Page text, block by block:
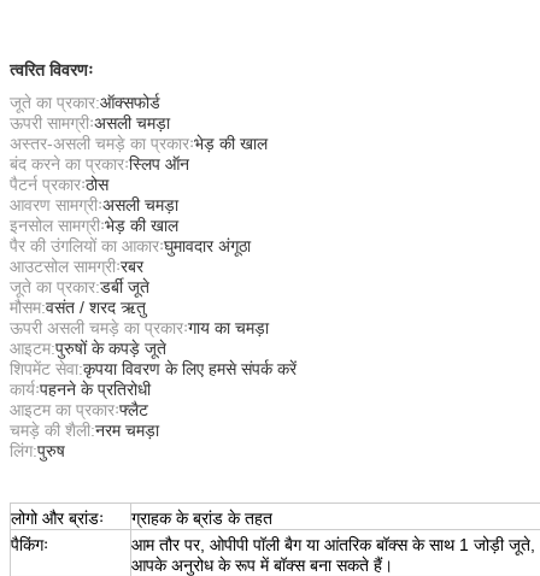
त्वरित विवरणः
जूते का प्रकार:ऑक्सफोर्ड
ऊपरी सामग्रीःअसली चमड़ा
अस्तर-असली चमड़े का प्रकारःभेड़ की खाल
बंद करने का प्रकारःस्लिप ऑन
पैटर्न प्रकारःठोस
आवरण सामग्रीःअसली चमड़ा
इनसोल सामग्रीःभेड़ की खाल
पैर की उंगलियों का आकारःघुमावदार अंगूठा
आउटसोल सामग्रीःरबर
जूते का प्रकार:डर्बी जूते
मौसम:वसंत / शरद ऋतु
ऊपरी असली चमड़े का प्रकारःगाय का चमड़ा
आइटम:पुरुषों के कपड़े जूते
शिपमेंट सेवा:कृपया विवरण के लिए हमसे संपर्क करें
कार्यःपहनने के प्रतिरोधी
आइटम का प्रकारःफ्लैट
चमड़े की शैली:नरम चमड़ा
लिंग:पुरुष
लोगो और ब्रांडः
ग्राहक के ब्रांड के तहत
पैकिंगः
आम तौर पर, ओपीपी पॉली बैग या आंतरिक बॉक्स के साथ 1 जोड़ी जूते,
आपके अनुरोध के रूप में बॉक्स बना सकते हैं।